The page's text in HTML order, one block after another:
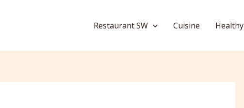
Restaurant SW Cuisine Healthy